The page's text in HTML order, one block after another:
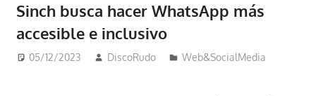
Sinch busca hacer WhatsApp más
accesible e inclusivo
05/12/2023 DiscoRudo Web&SocialMedia